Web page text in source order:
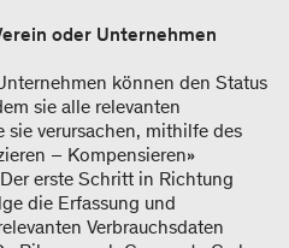
oder Unternehmen
können den Status
sie alle relevanten
sie verursachen, mithilfe des
– Kompensieren»
erste Schritt in Richtung
die Erfassung und
Verbrauchsdaten